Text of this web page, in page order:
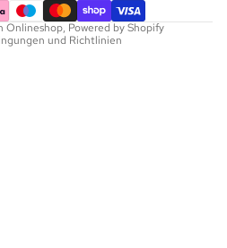
Onlineshop, Powered by Shopify
und Richtlinien